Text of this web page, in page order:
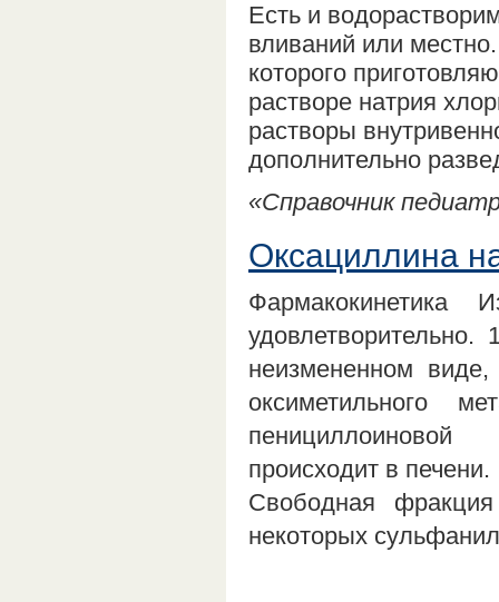
Есть и
вливаний или
которого
растворе натрия
растворы
дополнительно
«Справочник
Оксациллина
Фармакокинетика
неизмененном
оксиметильного
пенициллоиновой
происходит в
Свободная
некоторых